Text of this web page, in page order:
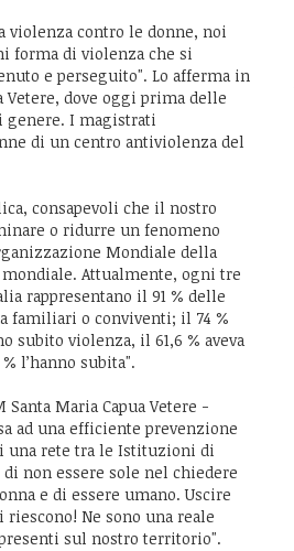
violenza contro le donne, noi
forma di violenza che si
e perseguito". Lo afferma in
Vetere, dove oggi prima delle
genere. I magistrati
di un centro antiviolenza del
consapevoli che il nostro
o ridurre un fenomeno
Mondiale della
Attualmente, ogni tre
rappresentano il 91 % delle
familiari o conviventi; il 74 %
subito violenza, il 61,6 % aveva
l’hanno subita".
Maria Capua Vetere -
ad una efficiente prevenzione
una rete tra le Istituzioni di
non essere sole nel chiedere
e di essere umano. Uscire
Ne sono una reale
sul nostro territorio".